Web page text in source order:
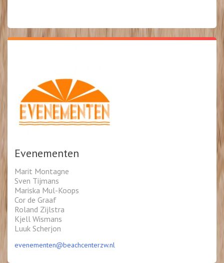
Evenementen
Marit Montagne
Sven Tijmans
Mariska Mul-Koops
Cor de Graaf
Roland Zijlstra
Kjell Wismans
Luuk Scherjon
evenementen@beachcenterzw.nl